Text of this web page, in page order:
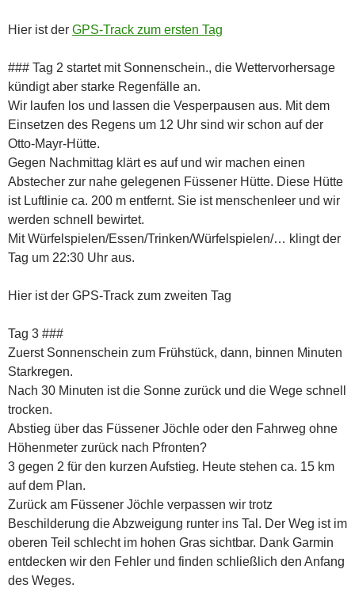
Hier ist der GPS-Track zum ersten Tag
### Tag 2 startet mit Sonnenschein., die Wettervorhersage
kündigt aber starke Regenfälle an.
Wir laufen los und lassen die Vesperpausen aus. Mit dem
Einsetzen des Regens um 12 Uhr sind wir schon auf der
Otto-Mayr-Hütte.
Gegen Nachmittag klärt es auf und wir machen einen
Abstecher zur nahe gelegenen Füssener Hütte. Diese Hütte
ist Luftlinie ca. 200 m entfernt. Sie ist menschenleer und wir
werden schnell bewirtet.
Mit Würfelspielen/Essen/Trinken/Würfelspielen/… klingt der
Tag um 22:30 Uhr aus.
Hier ist der GPS-Track zum zweiten Tag
Tag 3 ###
Zuerst Sonnenschein zum Frühstück, dann, binnen Minuten
Starkregen.
Nach 30 Minuten ist die Sonne zurück und die Wege schnell
trocken.
Abstieg über das Füssener Jöchle oder den Fahrweg ohne
Höhenmeter zurück nach Pfronten?
3 gegen 2 für den kurzen Aufstieg. Heute stehen ca. 15 km
auf dem Plan.
Zurück am Füssener Jöchle verpassen wir trotz
Beschilderung die Abzweigung runter ins Tal. Der Weg ist im
oberen Teil schlecht im hohen Gras sichtbar. Dank Garmin
entdecken wir den Fehler und finden schließlich den Anfang
des Weges.